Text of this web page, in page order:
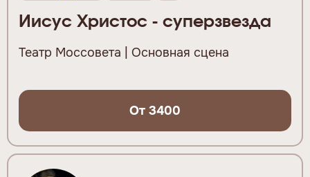
Иисус Христос - суперзвезда
Театр Моссовета | Основная сцена
От 3400